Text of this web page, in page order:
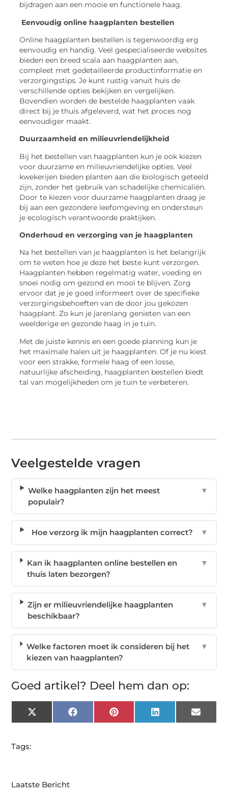
bijdragen aan een mooie en functionele haag.
Eenvoudig online haagplanten bestellen
Online haagplanten bestellen is tegenwoordig erg
eenvoudig en handig. Veel gespecialiseerde websites
bieden een breed scala aan haagplanten aan,
compleet met gedetailleerde productinformatie en
verzorgingstips. Je kunt rustig vanuit huis de
verschillende opties bekijken en vergelijken.
Bovendien worden de bestelde haagplanten vaak
direct bij je thuis afgeleverd, wat het proces nog
eenvoudiger maakt.
Duurzaamheid en milieuvriendelijkheid
Bij het bestellen van haagplanten kun je ook kiezen
voor duurzame en milieuvriendelijke opties. Veel
kwekerijen bieden planten aan die biologisch geteeld
zijn, zonder het gebruik van schadelijke chemicaliën.
Door te kiezen voor duurzame haagplanten draag je
bij aan een gezondere leefomgeving en ondersteun
je ecologisch verantwoorde praktijken.
Onderhoud en verzorging van je haagplanten
Na het bestellen van je haagplanten is het belangrijk
om te weten hoe je deze het beste kunt verzorgen.
Haagplanten hebben regelmatig water, voeding en
snoei nodig om gezond en mooi te blijven. Zorg
ervoor dat je je goed informeert over de specifieke
verzorgingsbehoeften van de door jou gekozen
haagplant. Zo kun je jarenlang genieten van een
weelderige en gezonde haag in je tuin.
Met de juiste kennis en een goede planning kun je
het maximale halen uit je haagplanten. Of je nu kiest
voor een strakke, formele haag of een losse,
natuurlijke afscheiding, haagplanten bestellen biedt
tal van mogelijkheden om je tuin te verbeteren.
Veelgestelde vragen
Welke haagplanten zijn het meest
populair?
▼
Hoe verzorg ik mijn haagplanten correct? ▼
Kan ik haagplanten online bestellen en
thuis laten bezorgen?
▼
Zijn er milieuvriendelijke haagplanten
beschikbaar?
▼
Welke factoren moet ik consideren bij het
kiezen van haagplanten?
▼
Goed artikel? Deel hem dan op:
X
(Twitter)
FacebookPinterest LinkedIn Email
Tags:
Laatste Bericht